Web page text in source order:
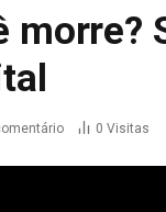
morre?
0 Visitas